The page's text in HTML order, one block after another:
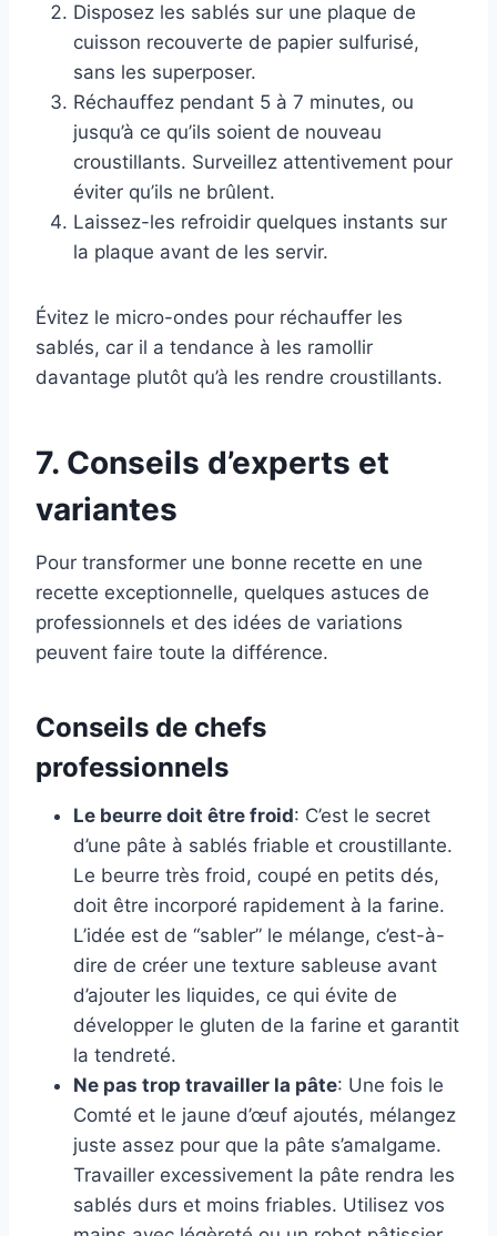
Disposez les sablés sur une plaque de
cuisson recouverte de papier sulfurisé,
sans les superposer.
Réchauffez pendant 5 à 7 minutes, ou
jusqu’à ce qu’ils soient de nouveau
croustillants. Surveillez attentivement pour
éviter qu’ils ne brûlent.
Laissez-les refroidir quelques instants sur
la plaque avant de les servir.
Évitez le micro-ondes pour réchauffer les
sablés, car il a tendance à les ramollir
davantage plutôt qu’à les rendre croustillants.
7. Conseils d’experts et
variantes
Pour transformer une bonne recette en une
recette exceptionnelle, quelques astuces de
professionnels et des idées de variations
peuvent faire toute la différence.
Conseils de chefs
professionnels
Le beurre doit être froid: C’est le secret
d’une pâte à sablés friable et croustillante.
Le beurre très froid, coupé en petits dés,
doit être incorporé rapidement à la farine.
L’idée est de “sabler” le mélange, c’est-à-
dire de créer une texture sableuse avant
d’ajouter les liquides, ce qui évite de
développer le gluten de la farine et garantit
la tendreté.
Ne pas trop travailler la pâte: Une fois le
Comté et le jaune d’œuf ajoutés, mélangez
juste assez pour que la pâte s’amalgame.
Travailler excessivement la pâte rendra les
sablés durs et moins friables. Utilisez vos